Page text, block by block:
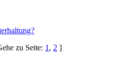
zu Seite: 1 , 2 ]